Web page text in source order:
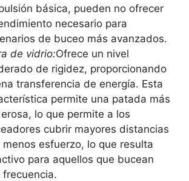
básica, pueden no ofrecer
necesario para
de buceo más avanzados.
de vidrio:Ofrece un nivel
de rigidez, proporcionando
transferencia de energía. Esta
permite una patada más
lo que permite a los
cubrir mayores distancias
menos esfuerzo, lo que resulta
para aquellos que bucean
frecuencia.